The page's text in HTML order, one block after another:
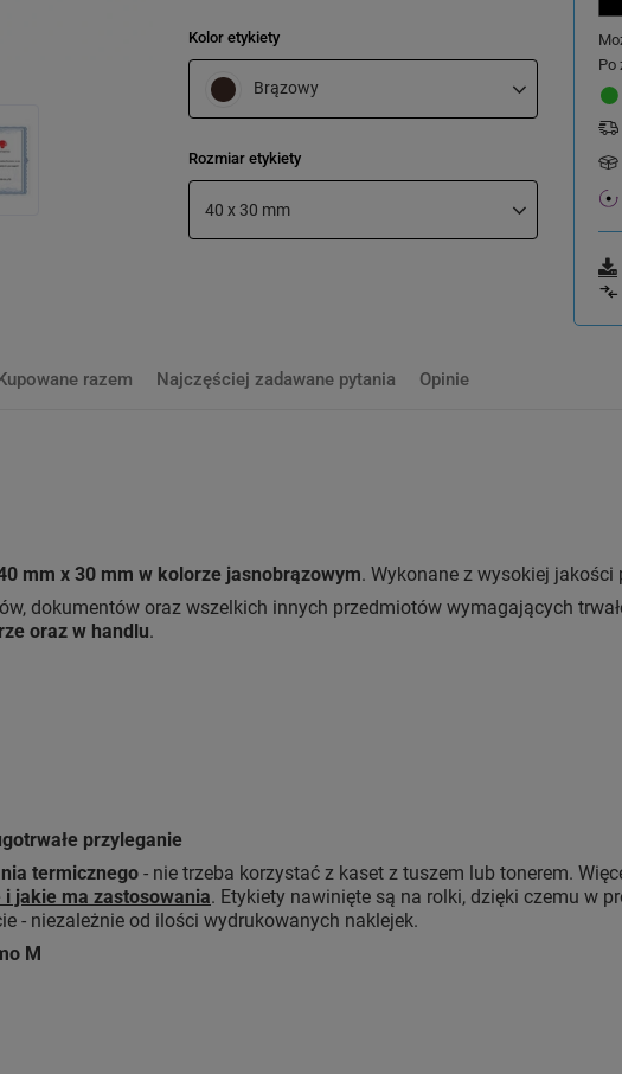
Po
Kolor etykiety
Brązowy
Rozmiar etykiety
40 x 30 mm
razem Najczęściej zadawane pytania Opinie
mm x 30 mm w kolorze jasnobrązowym. Wykonane z wysokiej jakości
dokumentów oraz wszelkich innych przedmiotów wymagających
oraz w handlu.
przyleganie
termicznego - nie trzeba korzystać z kaset z tuszem lub tonerem.
jakie ma zastosowania. Etykiety nawinięte są na rolki, dzięki czemu w
- niezależnie od ilości wydrukowanych naklejek.
M